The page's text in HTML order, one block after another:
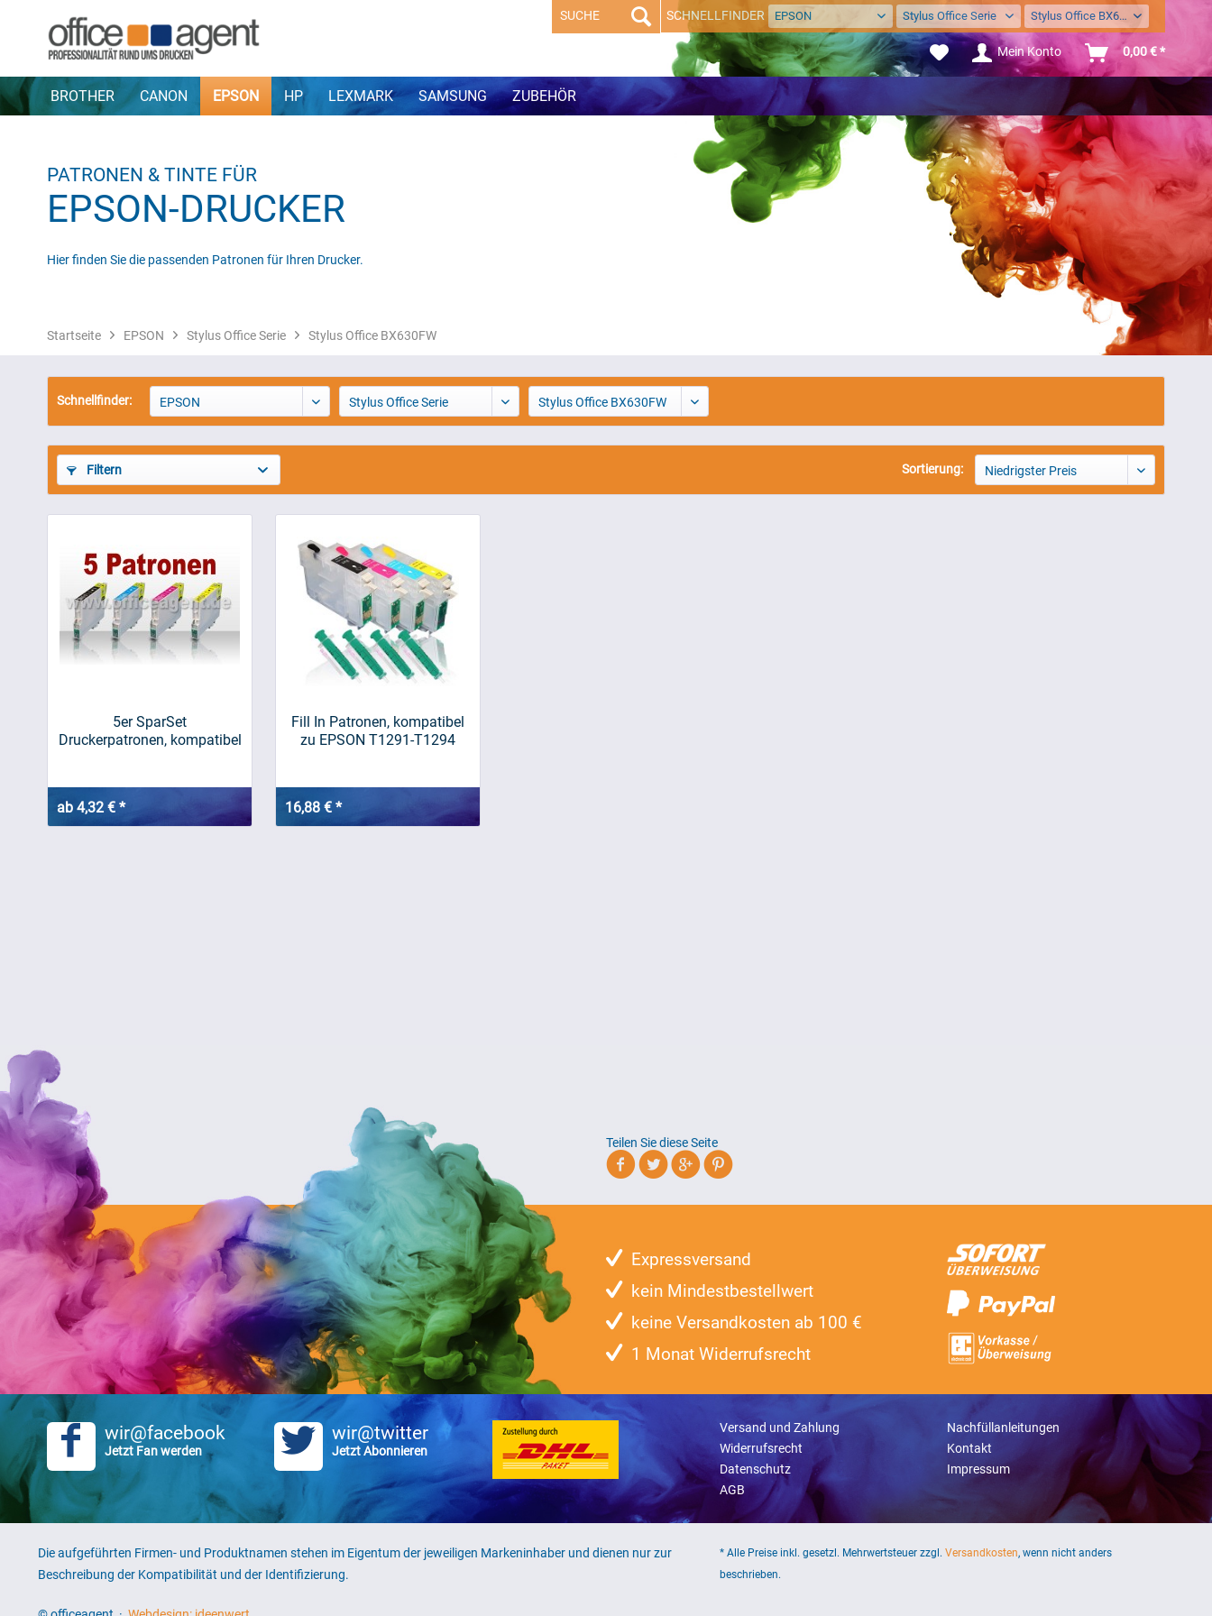
SCHNELLFINDER EPSON Stylus Office Serie Stylus Office BX630FW
Mein Konto 0,00 € *
BROTHER CANON EPSON HP LEXMARK SAMSUNG ZUBEHÖR
PATRONEN & TINTE FÜR
EPSON-DRUCKER
Hier finden Sie die passenden Patronen für Ihren Drucker.
Startseite EPSON Stylus Office Serie Stylus Office BX630FW
Schnellfinder: EPSON Stylus Office Serie Stylus Office BX630FW
Filtern Sortierung: Niedrigster Preis
5er SparSet
Druckerpatronen, kompatibel
ab 4,32 € *
Fill In Patronen, kompatibel
zu EPSON T1291-T1294
16,88 € *
Teilen Sie diese Seite
Expressversand
kein Mindestbestellwert
keine Versandkosten ab 100 €
1 Monat Widerrufsrecht
wir@facebook
Jetzt Fan werden
wir@twitter
Jetzt Abonnieren
Versand und Zahlung
Widerrufsrecht
Datenschutz
AGB
Nachfüllanleitungen
Kontakt
Impressum
Die aufgeführten Firmen- und Produktnamen stehen im Eigentum der jeweiligen Markeninhaber und dienen nur zur
Beschreibung der Kompatibilität und der Identifizierung.
* Alle Preise inkl. gesetzl. Mehrwertsteuer zzgl. Versandkosten, wenn nicht anders
beschrieben.